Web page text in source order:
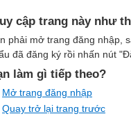
cập trang này như
phải mở trang đăng nhập,
đã đăng ký rồi nhấn nút
làm gì tiếp theo?
Mở trang đăng nhập
Quay trở lại trang trước